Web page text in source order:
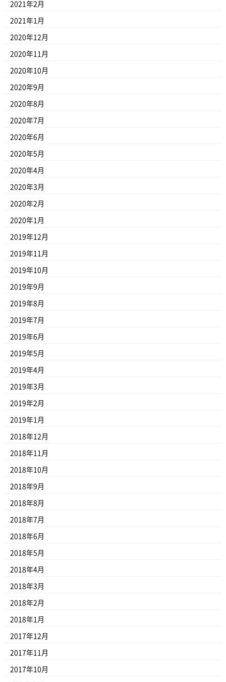
2021年2月
2021年1月
2020年12月
2020年11月
2020年10月
2020年9月
2020年8月
2020年7月
2020年6月
2020年5月
2020年4月
2020年3月
2020年2月
2020年1月
2019年12月
2019年11月
2019年10月
2019年9月
2019年8月
2019年7月
2019年6月
2019年5月
2019年4月
2019年3月
2019年2月
2019年1月
2018年12月
2018年11月
2018年10月
2018年9月
2018年8月
2018年7月
2018年6月
2018年5月
2018年4月
2018年3月
2018年2月
2018年1月
2017年12月
2017年11月
2017年10月